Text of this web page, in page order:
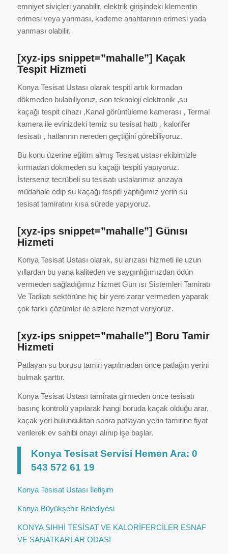
emniyet siviçleri yanabilir, elektrik girişindeki klementin
erimesi veya yanması, kademe anahtarının erimesi yada
yanması olabilir.
[xyz-ips snippet=”mahalle”] Kaçak
Tespit Hizmeti
Konya Tesisat Ustası olarak tespiti artık kırmadan
dökmeden bulabiliyoruz, son teknoloji elektronik ,su
kaçağı tespit cihazı ,Kanal görüntüleme kamerası , Termal
kamera ile evinizdeki temiz su tesisat hattı , kalorifer
tesisatı , hatlarının nereden geçtiğini görebiliyoruz.
Bu konu üzerine eğitim almış Tesisat ustası ekibimizle
kırmadan dökmeden su kaçağı tespiti yapıyoruz.
İsterseniz tecrübeli su tesisatı ustalarımız arızaya
müdahale edip su kaçağı tespiti yaptığımız yerin su
tesisat tamiratını kısa sürede yapıyoruz.
[xyz-ips snippet=”mahalle”] Günısı
Hizmeti
Konya Tesisat Ustası olarak, su arızası hizmeti ile uzun
yıllardan bu yana kaliteden ve saygınlığımızdan ödün
vermeden sağladığımız hizmet Gün ısı Sistemleri Tamiratı
Ve Tadilatı sektörüne hiç bir yere zarar vermeden yaparak
çok farklı çözümler ile sizlere hizmet veriyoruz.
[xyz-ips snippet=”mahalle”] Boru Tamir
Hizmeti
Patlayan su borusu tamiri yapılmadan önce patlağın yerini
bulmak şarttır.
Konya Tesisat Ustası tamirata girmeden önce tesisatı
basınç kontrolü yapılarak hangi boruda kaçak olduğu arar,
kaçak yeri bulunduktan sonra patlayan yerin tamirine fiyat
verilerek ev sahibi onayı alınıp işe başlar.
Konya Tesisat Servisi Hemen Ara: 0
543 572 61 19
Konya Tesisat Ustası İletişim
Konya Büyükşehir Belediyesi
KONYA SIHHİ TESİSAT VE KALORİFERCİLER ESNAF
VE SANATKARLAR ODASI